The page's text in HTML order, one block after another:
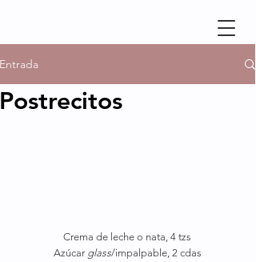
Entrada
Postrecitos
Crema de leche o nata, 4 tzs
Azúcar glass/impalpable, 2 cdas